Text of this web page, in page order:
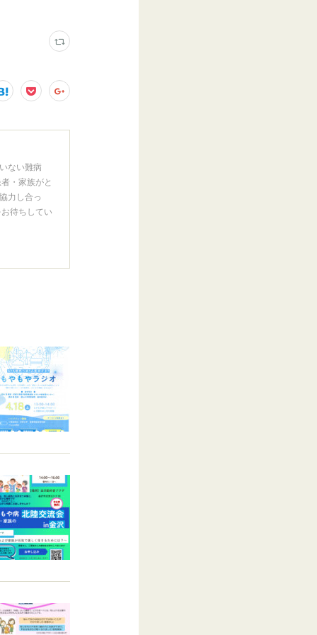
ない難病
・家族がと
力し合っ
待ちしてい